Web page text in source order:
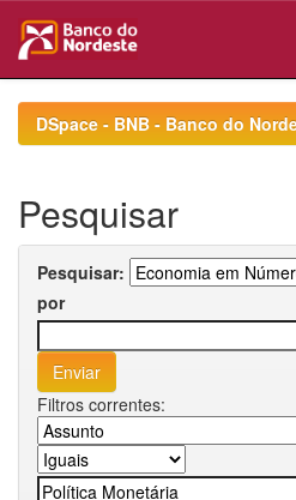
navigationDSpace - BNB - Banco do
Pesquisar
Pesquisar:
por
Filtros correntes: